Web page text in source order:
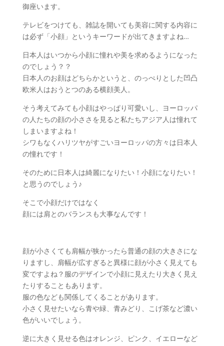
御座います。
テレビをつけても、雑誌を開いても美容に関する内容に
は必ず「小顔」というキーワードが出てきますよね…
日本人はいつから小顔に憧れや美を求めるようになった
のでしょう？？
日本人のお顔はどちらかというと、のっぺりとした凹凸
欧米人はおうとつのある横顔美人。
そう考えてみても小顔はやっぱり可愛いし、ヨーロッパ
の人たちの顔の小ささを見ると私たちアジア人は憧れて
しまいますよね！
シワもなくハリツヤがすごいヨーロッパの方々は日本人
の憧れです！
そのために日本人は綺麗になりたい！小顔になりたい！
と思うのでしょう♪
そこで小顔だけではなく
顔には肩とのバランスも大事なんです！
顔が小さくても肩幅が狭かったら普通の顔の大きさにな
りますし、肩幅が広すぎると異様に顔が小さく見えても
変ですよね？服のデザインで小顔に見えたり大きく見え
たりすることもあります。
服の色なども関係してくることがあります。
小さく見せたいなら青や緑、青みどり、こげ茶など濃い
色がいいでしょう。
逆に大きく見せる色はオレンジ、ピンク、イエローなど